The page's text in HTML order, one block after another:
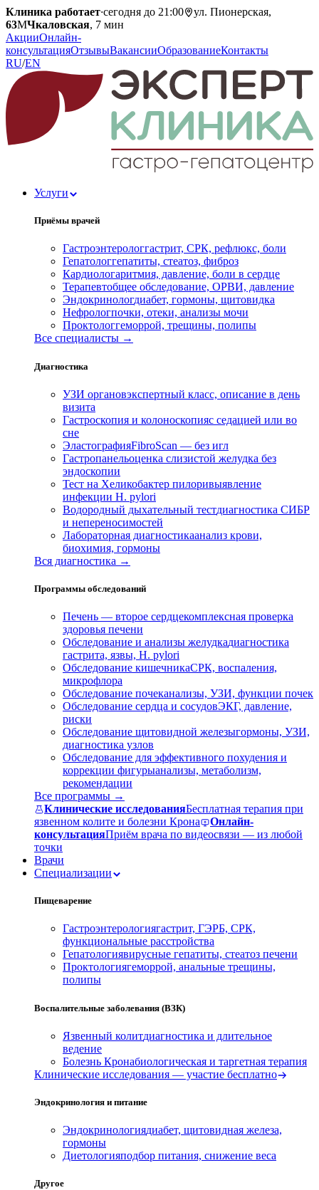
Клиника работает·сегодня до 21:00
ул. Пионерская,
63МЧкаловская, 7 мин
АкцииОнлайн-
консультацияОтзывыВакансииОбразованиеКонтакты
RU/EN
Услуги
Приёмы врачей
Гастроэнтерологгастрит, СРК, рефлюкс, боли
Гепатологгепатиты, стеатоз, фиброз
Кардиологаритмия, давление, боли в сердце
Терапевтобщее обследование, ОРВИ, давление
Эндокринологдиабет, гормоны, щитовидка
Нефрологпочки, отеки, анализы мочи
Проктологгеморрой, трещины, полипы
Все специалисты →
Диагностика
УЗИ органовэкспертный класс, описание в день
визита
Гастроскопия и колоноскопияс седацией или во
сне
ЭластографияFibroScan — без игл
Гастропанельоценка слизистой желудка без
эндоскопии
Тест на Хеликобактер пилоривыявление
инфекции H. pylori
Водородный дыхательный тестдиагностика СИБР
и непереносимостей
Лабораторная диагностикаанализ крови,
биохимия, гормоны
Вся диагностика →
Программы обследований
Печень — второе сердцекомплексная проверка
здоровья печени
Обследование и анализы желудкадиагностика
гастрита, язвы, H. pylori
Обследование кишечникаСРК, воспаления,
микрофлора
Обследование почеканализы, УЗИ, функции почек
Обследование сердца и сосудовЭКГ, давление,
риски
Обследование щитовидной железыгормоны, УЗИ,
диагностика узлов
Обследование для эффективного похудения и
коррекции фигурыанализы, метаболизм,
рекомендации
Все программы →
Клинические исследованияБесплатная терапия при
язвенном колите и болезни Крона
Онлайн-
консультацияПриём врача по видеосвязи — из любой
точки
Врачи
Специализации
Пищеварение
Гастроэнтерологиягастрит, ГЭРБ, СРК,
функциональные расстройства
Гепатологиявирусные гепатиты, стеатоз печени
Проктологиягеморрой, анальные трещины,
полипы
Воспалительные заболевания (ВЗК)
Язвенный колитдиагностика и длительное
ведение
Болезнь Кронабиологическая и таргетная терапия
Клинические исследования — участие бесплатно
Эндокринология и питание
Эндокринологиядиабет, щитовидная железа,
гормоны
Диетологияподбор питания, снижение веса
Другое